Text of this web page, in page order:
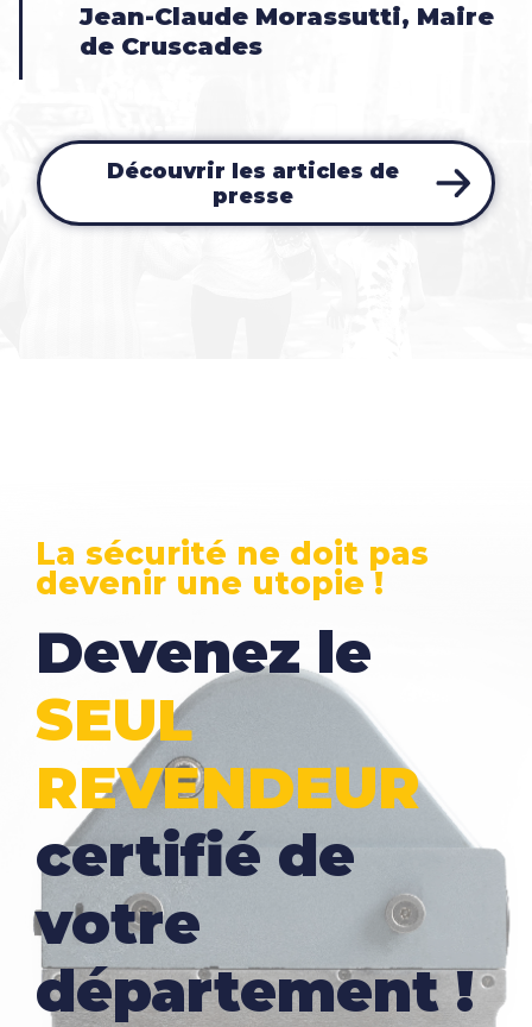
Jean-Claude Morassutti, Maire
de Cruscades
Découvrir les articles de
presse
La sécurité ne doit pas
devenir une utopie !
Devenez le
SEUL
REVENDEUR
certifié de
votre
département !